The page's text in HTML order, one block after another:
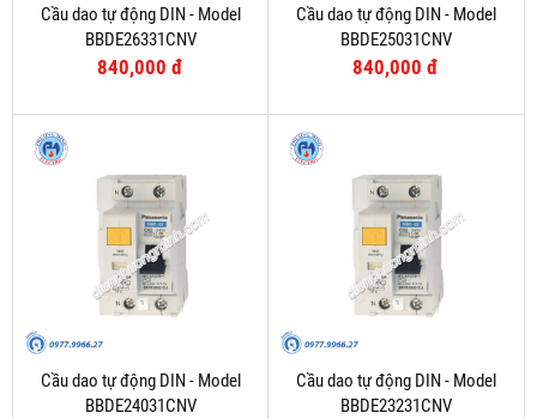
Cầu dao tự động DIN - Model
BBDE26331CNV
840,000 đ
Cầu dao tự động DIN - Model
BBDE25031CNV
840,000 đ
Cầu dao tự động DIN - Model
BBDE24031CNV
Cầu dao tự động DIN - Model
BBDE23231CNV